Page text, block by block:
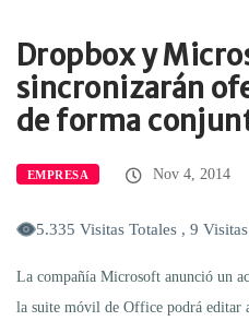
Dropbox y
sincronizarán
de forma
EMPRESA Nov 4, 2014
5.335 Visitas Totales , 9
La compañía Microsoft anunció un
la suite móvil de Office podrá editar